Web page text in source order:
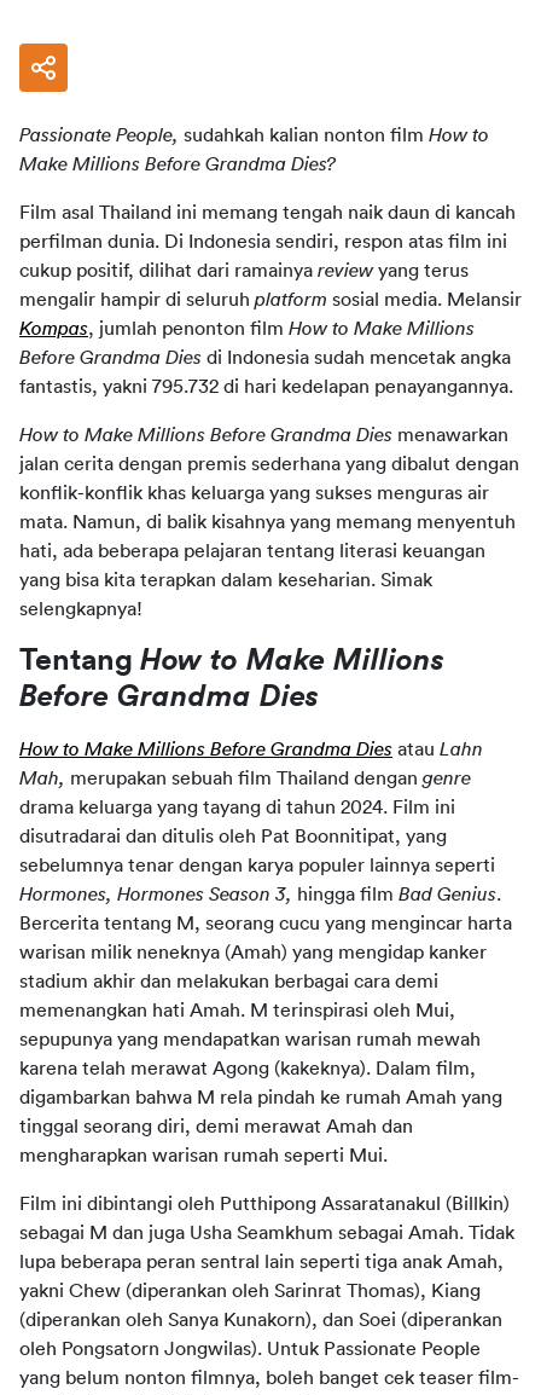
Passionate People, sudahkah kalian nonton film How to
Make Millions Before Grandma Dies?
Film asal Thailand ini memang tengah naik daun di kancah
perfilman dunia. Di Indonesia sendiri, respon atas film ini
cukup positif, dilihat dari ramainya review yang terus
mengalir hampir di seluruh platform
Kompas, jumlah penonton film How to Make Millions
Before Grandma Dies di Indonesia sudah mencetak angka
fantastis, yakni 795.732 di hari kedelapan penayangannya.
How to Make Millions Before Grandma Dies menawarkan
jalan cerita dengan premis sederhana yang dibalut dengan
konflik-konflik khas keluarga yang sukses menguras air
mata. Namun, di balik kisahnya yang memang menyentuh
hati, ada beberapa pelajaran tentang literasi keuangan
yang bisa kita terapkan dalam keseharian. Simak
selengkapnya!
Tentang How to Make Millions
Before Grandma Dies
How to Make Millions Before Grandma Dies atau Lahn
Mah, merupakan sebuah film Thailand dengan genre
drama keluarga yang tayang di tahun 2024. Film ini
disutradarai dan ditulis oleh Pat Boonnitipat, yang
Hormones, Hormones Season 3, hingga film Bad Genius.
Bercerita tentang M, seorang cucu yang mengincar harta
warisan milik neneknya (Amah) yang mengidap kanker
stadium akhir dan melakukan berbagai cara demi
memenangkan hati Amah. M terinspirasi oleh Mui,
sepupunya yang mendapatkan warisan rumah mewah
karena telah merawat Agong (kakeknya). Dalam film,
digambarkan bahwa M rela pindah ke rumah Amah yang
tinggal seorang diri, demi merawat Amah dan
mengharapkan warisan rumah seperti Mui.
Film ini dibintangi oleh Putthipong Assaratanakul (Billkin)
sebagai M dan juga Usha Seamkhum sebagai Amah. Tidak
lupa beberapa peran sentral lain seperti tiga anak Amah,
yakni Chew (diperankan oleh Sarinrat Thomas), Kiang
(diperankan oleh Sanya Kunakorn), dan Soei (diperankan
oleh Pongsatorn Jongwilas). Untuk Passionate People
yang belum nonton filmnya, boleh banget cek teaser film-